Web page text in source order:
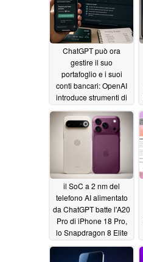
ChatGPT può ora
gestire il suo
portafoglio e i suoi
conti bancari: OpenAI
introduce strumenti di
finanza personale
05/30/2026
il SoC a 2 nm del
telefono AI alimentato
da ChatGPT batte l'A20
Pro di iPhone 18 Pro,
lo Snapdragon 8 Elite
Gen 6 di Galaxy S27
Ultra in termini di GPU